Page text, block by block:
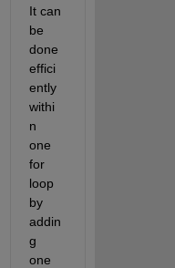
It can
be
done
effici
ently
withi
n
one
for
loop
by
addin
g
one